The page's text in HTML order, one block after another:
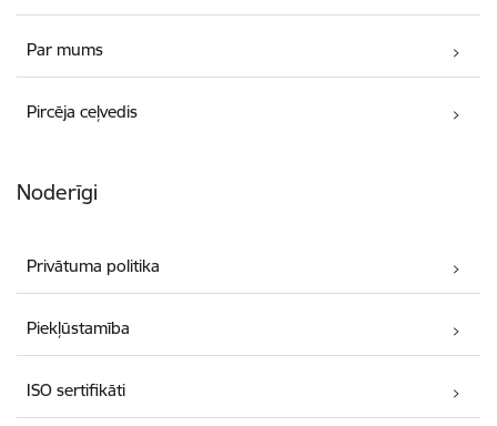
Par mums
Pircēja ceļvedis
Noderīgi
Privātuma politika
Piekļūstamība
ISO sertifikāti